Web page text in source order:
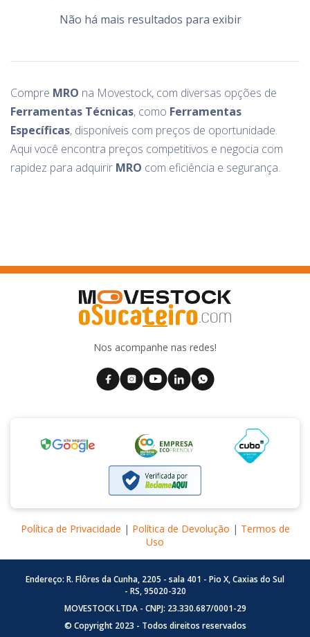
Não há mais resultados para exibir
Compre MRO na Movestock, com diversas opções de
Ferramentas Técnicas, como Ferramentas
Específicas, disponíveis com preços de oportunidade.
Aqui você encontra preços competitivos e negocia com
rapidez para adquirir MRO com eficiência e segurança.
Nos acompanhe nas redes!
Política de Privacidade | Política de Devolução | Termos de
Uso
Endereço: R. Flôres da Cunha, 2205 - sala 401 - Pio X, Caxias do Sul
- RS, 95020-320
MOVESTOCK LTDA - CNPJ: 23.330.687/0001-29
© Copyright 2023 - Todos direitos reservados